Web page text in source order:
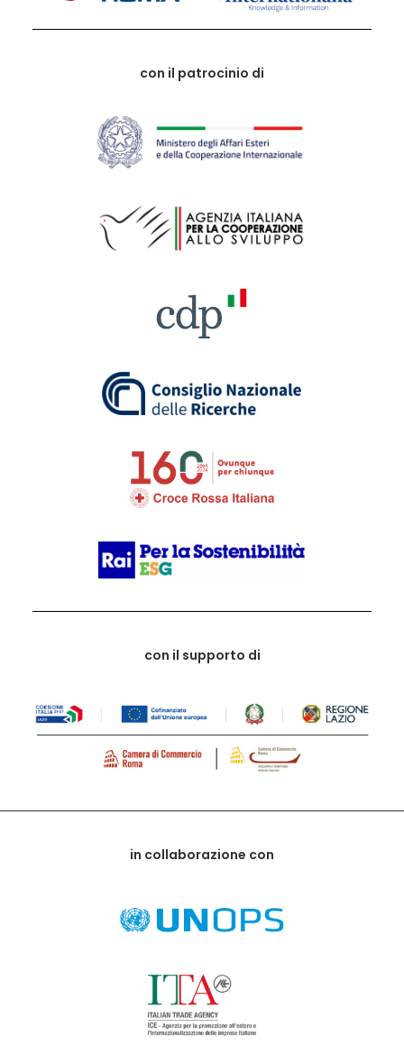
con il patrocinio di
con il supporto di
in collaborazione con